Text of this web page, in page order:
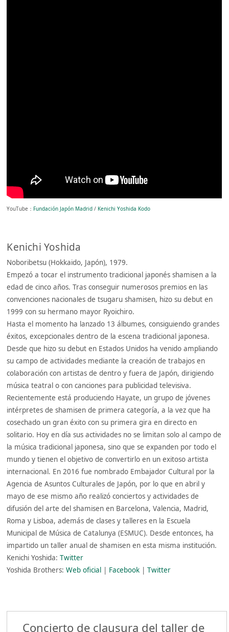
YouTube： Fundación Japón Madrid / Kenichi Yoshida Kodo
Kenichi Yoshida
Noboribetsu (Hokkaido, Japón), 1979.
Empezó a tocar el instrumento tradicional japonés shamisen a la
edad de cinco años. Tras conseguir numerosos premios en las
convenciones nacionales de tsugaru shamisen, hizo su debut en
1999 con su hermano mayor Ryoichiro.
Hasta el momento ha lanzado 13 álbumes, consiguiendo grandes
éxitos, excepcionales dentro de la escena tradicional japonesa.
Desde que hizo su debut en Estados Unidos ha venido ampliando
su campo de actividades mediante la creación de trabajos en
colaboración con artistas de dentro y fuera de Japón, dirigiendo
música teatral o con canciones para publicidad televisiva.
Recientemente está produciendo Hayate, un grupo de jóvenes
intérpretes de shamisen de primera categoría, a la vez que ha
cosechado un gran éxito con su primera gira en directo en
solitario. Hoy en día sus actividades no se limitan solo al campo de
la música tradicional japonesa, sino que se expanden por todo el
mundo y tienen el objetivo de convertirlo en un exitoso artista
internacional. En 2016 fue nombrado Embajador Cultural por la
Agencia de Asuntos Culturales de Japón, por lo que en abril y
mayo de ese mismo año realizó conciertos y actividades de
difusión del arte del shamisen en Barcelona, Valencia, Madrid,
Roma y Lisboa, además de clases y talleres en la Escuela
Municipal de Música de Catalunya (ESMUC). Desde entonces, ha
impartido un taller anual de shamisen en esta misma institución.
Kenichi Yoshida:Twitter
Yoshida Brothers:Web oficial Facebook |Twitter
Concierto de clausura del taller de